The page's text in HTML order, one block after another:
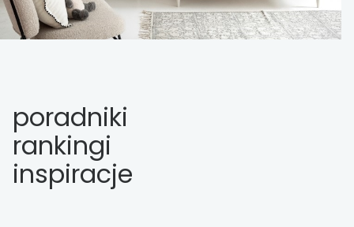
poradniki
rankingi
inspiracje